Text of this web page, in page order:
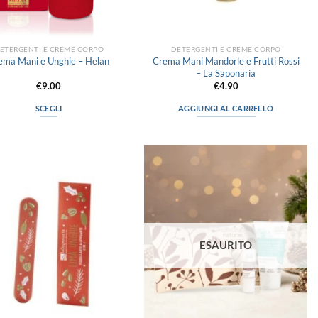
E CREME CORPO
Mani e Unghie – Helan
€9.00
SCEGLI
varianti.
opzioni
possono
essere
scelte
nella
pagina
del
DETERGENTI E CREME CORPO
Crema Mani Mandorle e Frutti Rossi
– La Saponaria
€4.90
AGGIUNGI AL CARRELLO
Aggiungi
Aggiungi
alla lista
dei
desideri
ESAURITO